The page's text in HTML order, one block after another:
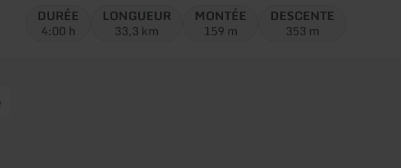
DURÉE
4:00 h
LONGUEUR
33,3 km
MONTÉE
159 m
DESCENTE
353 m